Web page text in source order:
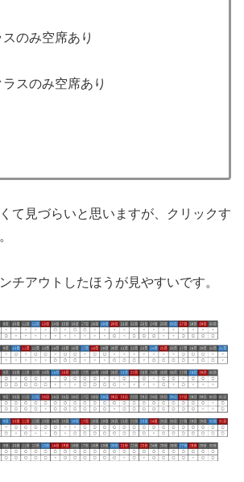
のみ空席あり
スのみ空席あり
て見づらいと思いますが、クリックす
チアウトしたほうが見やすいです。